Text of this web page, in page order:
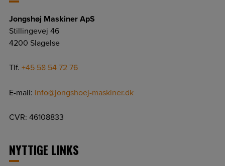
Jongshøj Maskiner ApS
Stillingevej 46
4200 Slagelse
Tlf. +45 58 54 72 76
E-mail: info@jongshoej-maskiner.dk
CVR: 46108833
NYTTIGE LINKS